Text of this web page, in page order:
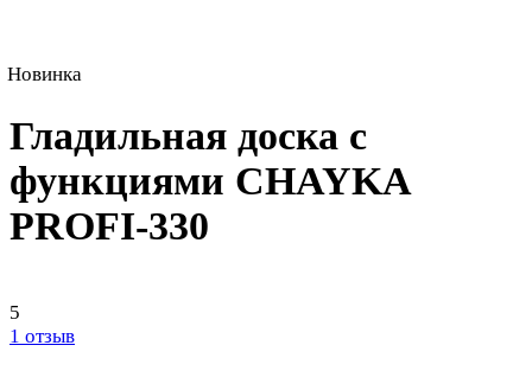
Новинка
Гладильная доска с
функциями CHAYKA
PROFI-330
5
1 отзыв